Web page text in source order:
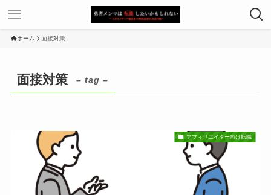
ホーム 面接対策
面接対策 – tag –
アフィリエイター向け転職